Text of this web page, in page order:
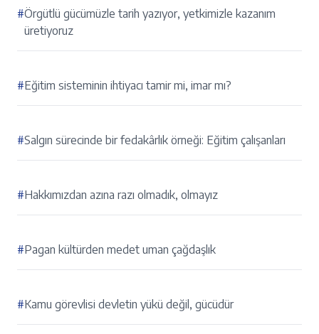
#Örgütlü gücümüzle tarih yazıyor, yetkimizle kazanım
üretiyoruz
#Eğitim sisteminin ihtiyacı tamir mi, imar mı?
#Salgın sürecinde bir fedakârlık örneği: Eğitim çalışanları
#Hakkımızdan azına razı olmadık, olmayız
#Pagan kültürden medet uman çağdaşlık
#Kamu görevlisi devletin yükü değil, gücüdür